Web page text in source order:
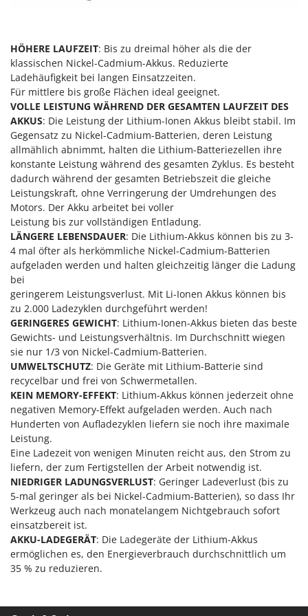
Marcato
Marina Systems
Master
Mastercook
McCulloch
MCH
Michelin
Mille
Minox
Mockmill
More than chef
MOVA
Mowox
MTD
N
New O.M.R.A.
Nilfisk
Ninja
Novatec
Novital
NuAir
NuovaFac
O
Officine Savioli
Oliviero
OMA
HÖHERE LAUFZEIT: Bis zu dreimal höher als die der
klassischen Nickel-Cadmium-Akkus. Reduzierte
Ladehäufigkeit bei langen Einsatzzeiten.
Für mittlere bis große Flächen ideal geeignet.
VOLLE LEISTUNG WÄHREND DER GESAMTEN LAUFZEIT DES
AKKUS: Die Leistung der Lithium-Ionen Akkus bleibt stabil. Im
Gegensatz zu Nickel-Cadmium-Batterien, deren Leistung
allmählich abnimmt, halten die Lithium-Batteriezellen ihre
konstante Leistung während des gesamten Zyklus. Es besteht
dadurch während der gesamten Betriebszeit die gleiche
Leistungskraft, ohne Verringerung der Umdrehungen des
Motors. Der Akku arbeitet bei voller
Leistung bis zur vollständigen Entladung.
LÄNGERE LEBENSDAUER: Die Lithium-Akkus können bis zu 3-
4 mal öfter als herkömmliche Nickel-Cadmium-Batterien
aufgeladen werden und halten gleichzeitig länger die Ladung
bei
geringerem Leistungsverlust. Mit Li-Ionen Akkus können bis
zu 2.000 Ladezyklen durchgeführt werden!
GERINGERES GEWICHT: Lithium-Ionen-Akkus bieten das beste
Gewichts- und Leistungsverhältnis. Im Durchschnitt wiegen
sie nur 1/3 von Nickel-Cadmium-Batterien.
UMWELTSCHUTZ: Die Geräte mit Lithium-Batterie sind
recycelbar und frei von Schwermetallen.
KEIN MEMORY-EFFEKT: Lithium-Akkus können jederzeit ohne
negativen Memory-Effekt aufgeladen werden. Auch nach
Hunderten von Aufladezyklen liefern sie noch ihre maximale
Leistung.
Eine Ladezeit von wenigen Minuten reicht aus, den Strom zu
liefern, der zum Fertigstellen der Arbeit notwendig ist.
NIEDRIGER LADUNGSVERLUST: Geringer Ladeverlust (bis zu
5-mal geringer als bei Nickel-Cadmium-Batterien), so dass Ihr
Werkzeug auch nach monatelangem Nichtgebrauch sofort
einsatzbereit ist.
AKKU-LADEGERÄT: Die Ladegeräte der Lithium-Akkus
ermöglichen es, den Energieverbrauch durchschnittlich um
35 % zu reduzieren.